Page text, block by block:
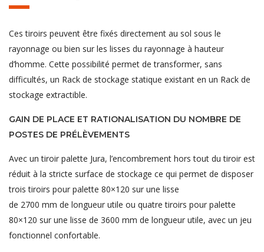
Ces tiroirs peuvent être fixés directement au sol sous le
rayonnage ou bien sur les lisses du rayonnage à hauteur
d’homme. Cette possibilité permet de transformer, sans
difficultés, un Rack de stockage statique existant en un Rack de
stockage extractible.
GAIN DE PLACE ET RATIONALISATION DU NOMBRE DE
POSTES DE PRÉLÈVEMENTS
Avec un tiroir palette Jura, l’encombrement hors tout du tiroir est
réduit à la stricte surface de stockage ce qui permet de disposer
trois tiroirs pour palette 80×120 sur une lisse
de 2700 mm de longueur utile ou quatre tiroirs pour palette
80×120 sur une lisse de 3600 mm de longueur utile, avec un jeu
fonctionnel confortable.